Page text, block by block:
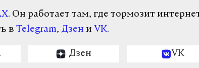
. Он работает там, где тормозит
в Telegram, Дзен и VK.
Дзен VK